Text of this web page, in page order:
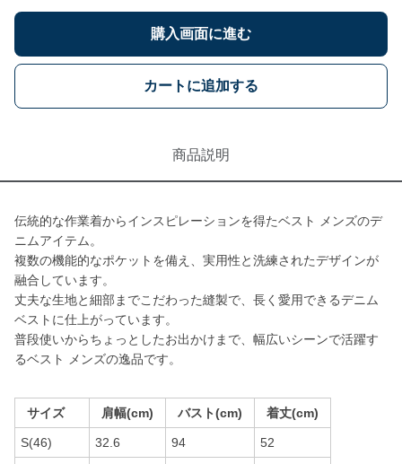
購入画面に進む
カートに追加する
商品説明
伝統的な作業着からインスピレーションを得たベスト メンズのデ
ニムアイテム。
複数の機能的なポケットを備え、実用性と洗練されたデザインが
融合しています。
丈夫な生地と細部までこだわった縫製で、長く愛用できるデニム
ベストに仕上がっています。
普段使いからちょっとしたお出かけまで、幅広いシーンで活躍す
るベスト メンズの逸品です。
サイズ 肩幅(cm) バスト(cm) 着丈(cm)
S(46) 32.6 94 52